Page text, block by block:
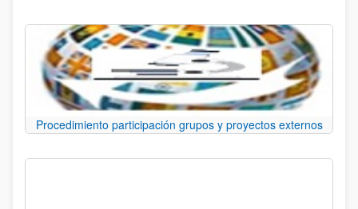
Procedimiento participación grupos y proyectos externos